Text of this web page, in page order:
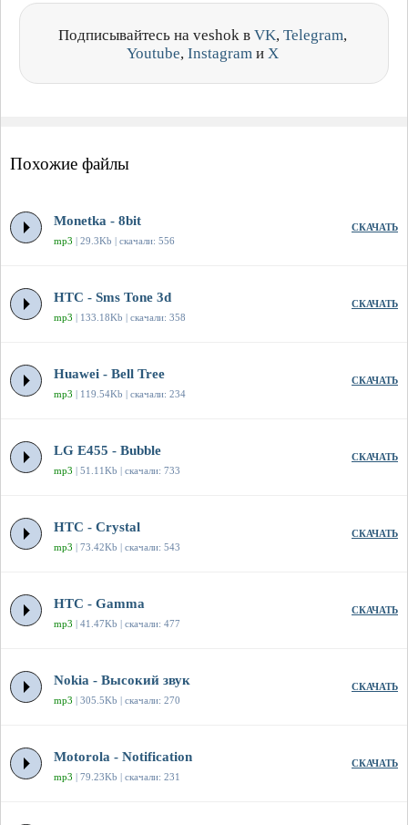
Подписывайтесь на veshok в VK, Telegram,
Youtube, Instagram и X
Похожие файлы
Monetka - 8bit
mp3 | 29.3Kb | скачали: 556
СКАЧАТЬ
HTC - Sms Tone 3d
mp3 | 133.18Kb | скачали: 358
СКАЧАТЬ
Huawei - Bell Tree
mp3 | 119.54Kb | скачали: 234
СКАЧАТЬ
LG E455 - Bubble
mp3 | 51.11Kb | скачали: 733
СКАЧАТЬ
HTC - Crystal
mp3 | 73.42Kb | скачали: 543
СКАЧАТЬ
HTC - Gamma
mp3 | 41.47Kb | скачали: 477
СКАЧАТЬ
Nokia - Высокий звук
mp3 | 305.5Kb | скачали: 270
СКАЧАТЬ
Motorola - Notification
mp3 | 79.23Kb | скачали: 231
СКАЧАТЬ